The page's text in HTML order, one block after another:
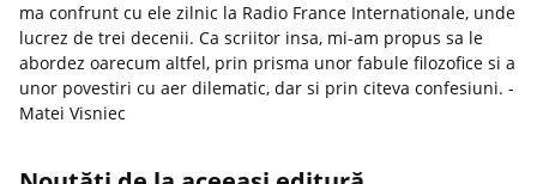
ma confrunt cu ele zilnic la Radio France Internationale, unde
lucrez de trei decenii. Ca scriitor insa, mi-am propus sa le
abordez oarecum altfel, prin prisma unor fabule filozofice si a
unor povestiri cu aer dilematic, dar si prin citeva confesiuni. -
Matei Visniec